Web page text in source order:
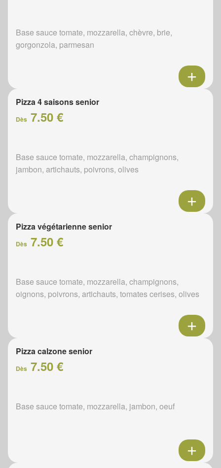
Base sauce tomate, mozzarella, chèvre, brie,
gorgonzola, parmesan
Pizza 4 saisons senior
Dès 7.50 €
Base sauce tomate, mozzarella, champignons,
jambon, artichauts, poivrons, olives
Pizza végétarienne senior
Dès 7.50 €
Base sauce tomate, mozzarella, champignons,
oignons, poivrons, artichauts, tomates cerises, olives
Pizza calzone senior
Dès 7.50 €
Base sauce tomate, mozzarella, jambon, oeuf